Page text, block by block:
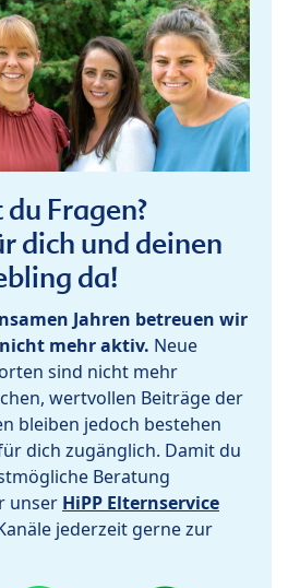
Fragen?
dich und deinen
da!
Jahren betreuen wir
mehr aktiv. Neue
sind nicht mehr
wertvollen Beiträge der
bleiben jedoch bestehen
dich zugänglich. Damit du
Beratung
unser HiPP Elternservice
jederzeit gerne zur